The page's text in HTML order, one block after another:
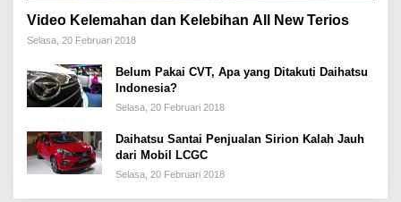
Video Kelemahan dan Kelebihan All New Terios
Selasa, 20 Februari 2018
Belum Pakai CVT, Apa yang Ditakuti Daihatsu
Indonesia?
Selasa, 20 Februari 2018
Daihatsu Santai Penjualan Sirion Kalah Jauh
dari Mobil LCGC
Selasa, 20 Februari 2018